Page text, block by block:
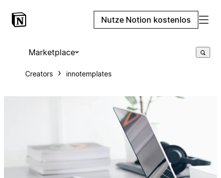
Nutze Notion kostenlos
Marketplace
Creators innotemplates